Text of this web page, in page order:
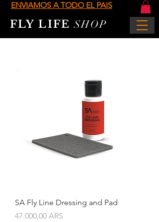
ENVIAMOS A TODO EL PAIS
FLY LIFESHOP
SA Fly Line Dressing and Pad
Precio
47.000,00 ARS